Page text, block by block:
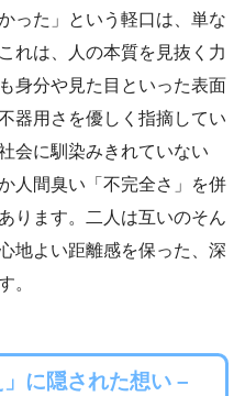
った」という軽口は、単な
れは、人の本質を見抜く力
身分や見た目といった表面
器用さを優しく指摘してい
会に馴染みきれていない
人間臭い「不完全さ」を併
ります。二人は互いのそん
地よい距離感を保った、深
。
に隠された想い –